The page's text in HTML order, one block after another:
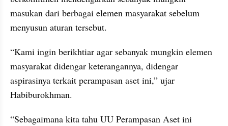
masukan dari berbagai elemen masyarakat sebelum
menyusun aturan tersebut.
“Kami ingin berikhtiar agar sebanyak mungkin elemen
masyarakat didengar keterangannya, didengar
aspirasinya terkait perampasan aset ini,” ujar
Habiburokhman.
“Sebagaimana kita tahu UU Perampasan Aset ini